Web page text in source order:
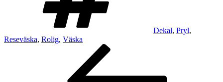
Dekal, Pryl,
Reseväska, Rolig, Väska
Inläggsnavigering